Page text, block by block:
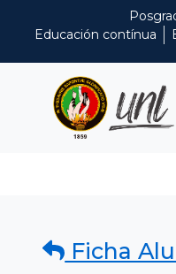
Educación contínua
Ficha